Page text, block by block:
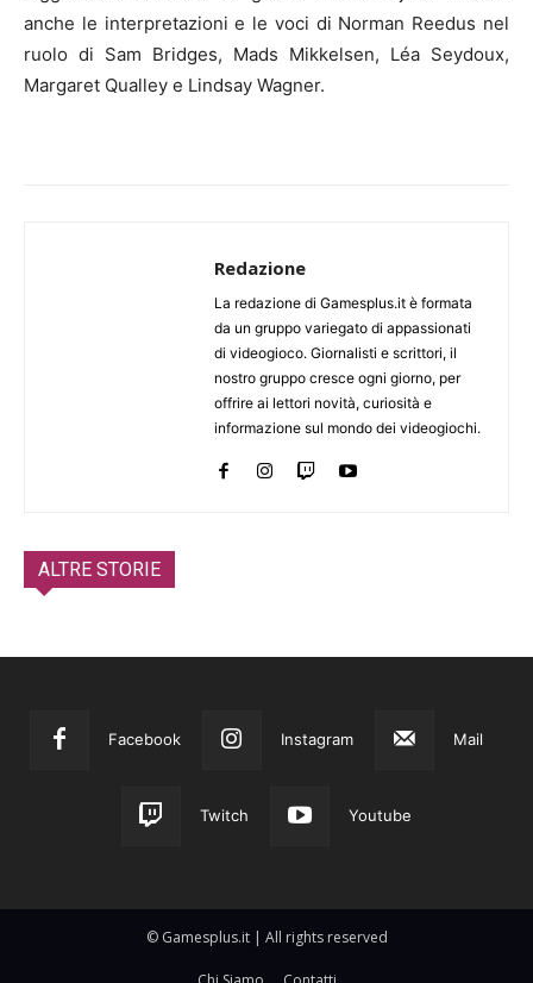
anche le interpretazioni e le voci di Norman Reedus nel
ruolo di Sam Bridges, Mads Mikkelsen, Léa Seydoux,
Margaret Qualley e Lindsay Wagner.
Redazione
La redazione di Gamesplus.it è formata
da un gruppo variegato di appassionati
di videogioco. Giornalisti e scrittori, il
nostro gruppo cresce ogni giorno, per
offrire ai lettori novità, curiosità e
informazione sul mondo dei videogiochi.
ALTRE STORIE
Facebook Instagram Mail
Twitch Youtube
© Gamesplus.it | All rights reserved